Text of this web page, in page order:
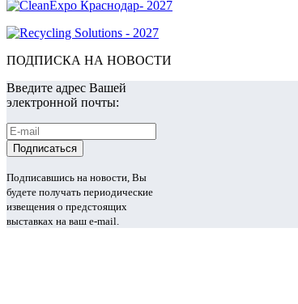
ПОДПИСКА НА НОВОСТИ
Введите адрес Вашей
электронной почты:
Подписавшись на новости, Вы
будете получать периодические
извещения о предстоящих
выставках на ваш e-mail.